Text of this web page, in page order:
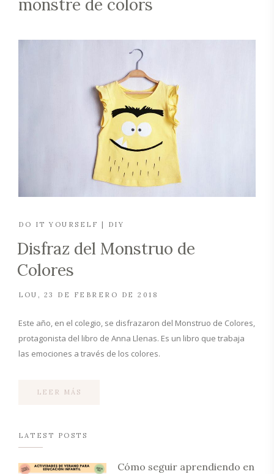
monstre de colors
DO IT YOURSELF | DIY
Disfraz del Monstruo de
Colores
LOU 23 DE FEBRERO DE 2018
Este año, en el colegio, se disfrazaron del Monstruo de Colores,
protagonista del libro de Anna Llenas. Es un libro que trabaja
las emociones a través de los colores.
LEER MÁS
LATEST POSTS
Cómo seguir aprendiendo en